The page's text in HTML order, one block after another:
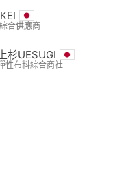
合供應商
上杉UESUGI
性布料綜合商社